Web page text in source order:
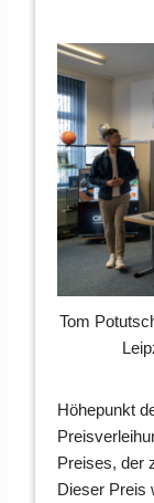
Tom
Höhepunkt
Preises, der
Dieser Preis